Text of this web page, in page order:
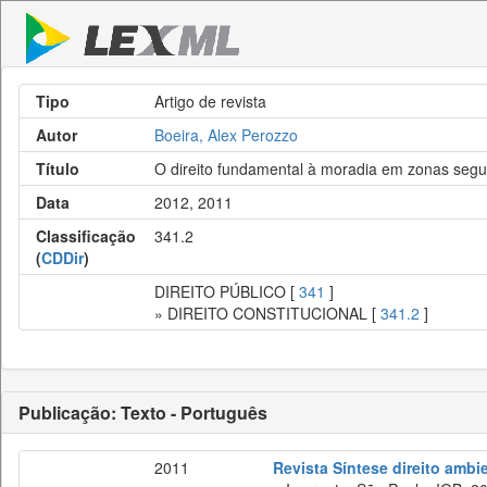
Tipo
Artigo de revista
Autor
Boeira, Alex Perozzo
Título
O direito fundamental à moradia em zonas
Data
2012, 2011
Classificação
(CDDir)
341.2
DIREITO PÚBLICO [ 341 ]
» DIREITO CONSTITUCIONAL [ 341.2 ]
Publicação: Texto - Português
2011
Revista Síntese direito